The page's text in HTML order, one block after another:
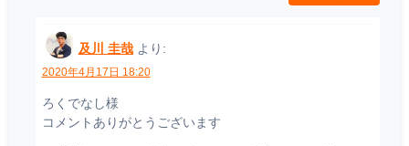
及川 圭哉 より:
2020年4月17日 18:20
ろくでなし様
コメントありがとうございます